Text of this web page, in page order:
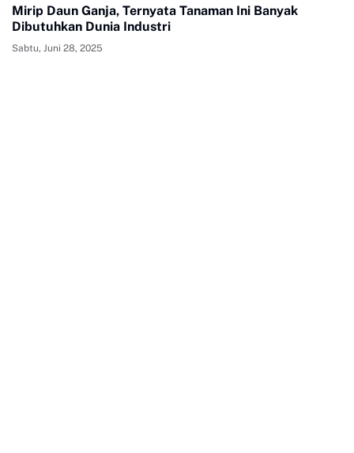
Mirip Daun Ganja, Ternyata Tanaman Ini Banyak
Dibutuhkan Dunia Industri
Sabtu, Juni 28, 2025